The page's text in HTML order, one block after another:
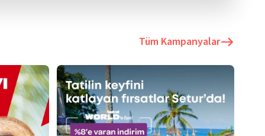
Tüm Kampanyalar